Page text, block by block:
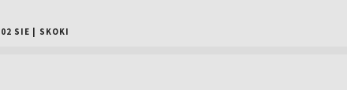
02 SIE SKOKI